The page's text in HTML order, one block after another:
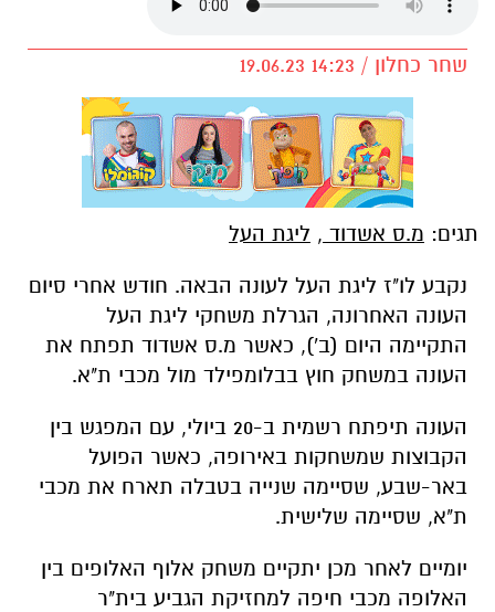
שחר כחלון / 14:23 19.06.23
תגים: מ.ס אשדוד , ליגת העל
נקבע לו"ז ליגת העל לעונה הבאה. חודש אחרי סיום
העונה האחרונה, הגרלת משחקי ליגת העל
התקיימה היום (ב'), כאשר מ.ס אשדוד תפתח את
העונה במשחק חוץ בבלומפילד מול מכבי ת"א.
העונה תיפתח רשמית ב-20 ביולי, עם המפגש בין
הקבוצות שמשחקות באירופה, כאשר הפועל
באר-שבע, שסיימה שנייה בטבלה תארח את מכבי
ת"א, שסיימה שלישית.
יומיים לאחר מכן יתקיים משחק אלוף האלופים בין
האלופה מכבי חיפה למחזיקת הגביע בית"ר